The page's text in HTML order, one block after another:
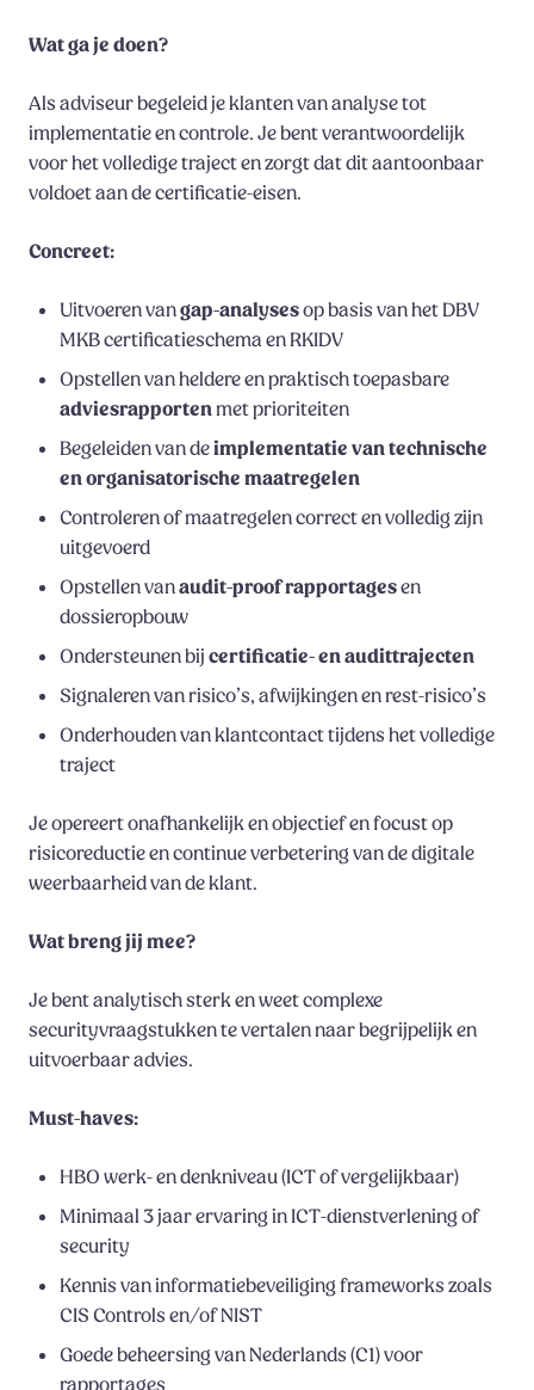
Wat ga je doen?
Als adviseur begeleid je klanten van analyse tot
implementatie en controle. Je bent verantwoordelijk
voor het volledige traject en zorgt dat dit aantoonbaar
voldoet aan de certificatie-eisen.
Concreet:
Uitvoeren vangap-analysesop basis van het DBV
MKB certificatieschema en RKIDV
Opstellen van heldere en praktisch toepasbare
adviesrapportenmet prioriteiten
Begeleiden van deimplementatie van technische
en organisatorische maatregelen
Controleren of maatregelen correct en volledig zijn
uitgevoerd
Opstellen vanaudit-proof rapportagesen
dossieropbouw
Ondersteunen bijcertificatie- en audittrajecten
Signaleren van risico’s, afwijkingen en rest-risico’s
Onderhouden van klantcontact tijdens het volledige
traject
Je opereert onafhankelijk en objectief en focust op
risicoreductie en continue verbetering van de digitale
weerbaarheid van de klant.
Wat breng jij mee?
Je bent analytisch sterk en weet complexe
securityvraagstukken te vertalen naar begrijpelijk en
uitvoerbaar advies.
Must-haves:
HBO werk- en denkniveau (ICT of vergelijkbaar)
Minimaal 3 jaar ervaring in ICT-dienstverlening of
security
Kennis van informatiebeveiliging frameworks zoals
CIS Controls en/of NIST
Goede beheersing van Nederlands (C1) voor
rapportages